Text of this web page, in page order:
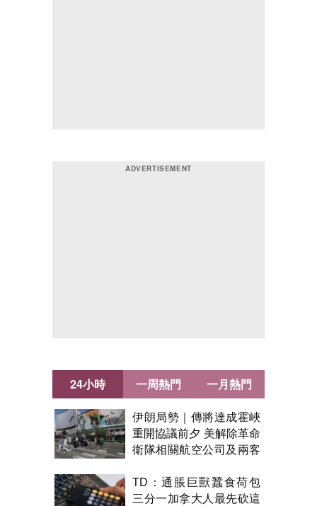
24小時
伊朗局勢｜傳將達成霍峽
重開協議前夕 美解除革命
衛隊相關航空公司及兩客
TD：通脹巨獸蠶食荷包
三分一加拿大人最先砍這
一周熱門 一月熱門